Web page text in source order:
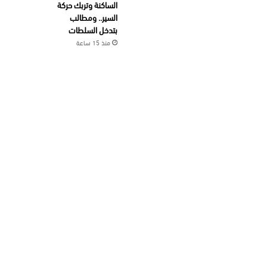
الساكنة وتربك حركة
السير.. ومطالب
بتدخل السلطات
منذ 15 ساعة